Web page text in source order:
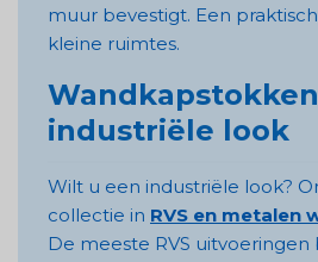
muur bevestigt. Een
kleine ruimtes.
industriële look
Wilt u een industriële look?
collectie in RVS en metalen
De meeste RVS